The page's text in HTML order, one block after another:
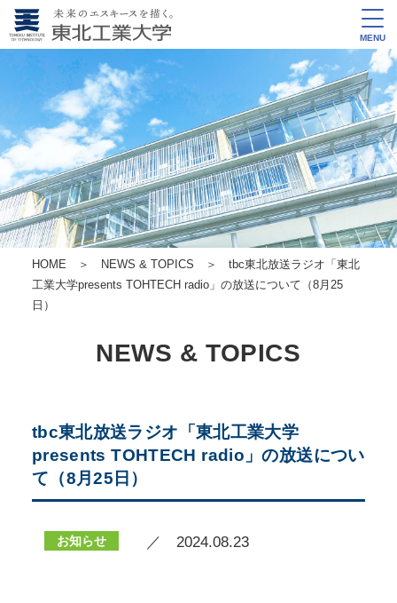
MENU
HOME ＞ NEWS & TOPICS ＞ tbc東北放送ラジオ「東北
工業大学presents TOHTECH radio」の放送について（8月25
日）
NEWS & TOPICS
tbc東北放送ラジオ「東北工業大学
presents TOHTECH radio」の放送につい
て（8月25日）
お知らせ ／ 2024.08.23